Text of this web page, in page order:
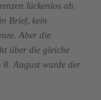
lückenlos ab.
Brief, kein
Aber die
über die gleiche
8. August wurde der